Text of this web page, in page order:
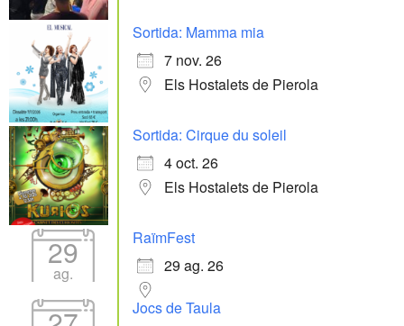
Sortida: Mamma mia
7 nov. 26
Els Hostalets de Pierola
Sortida: Cirque du soleil
4 oct. 26
Els Hostalets de Pierola
29
ag.
RaïmFest
29 ag. 26
Jocs de Taula